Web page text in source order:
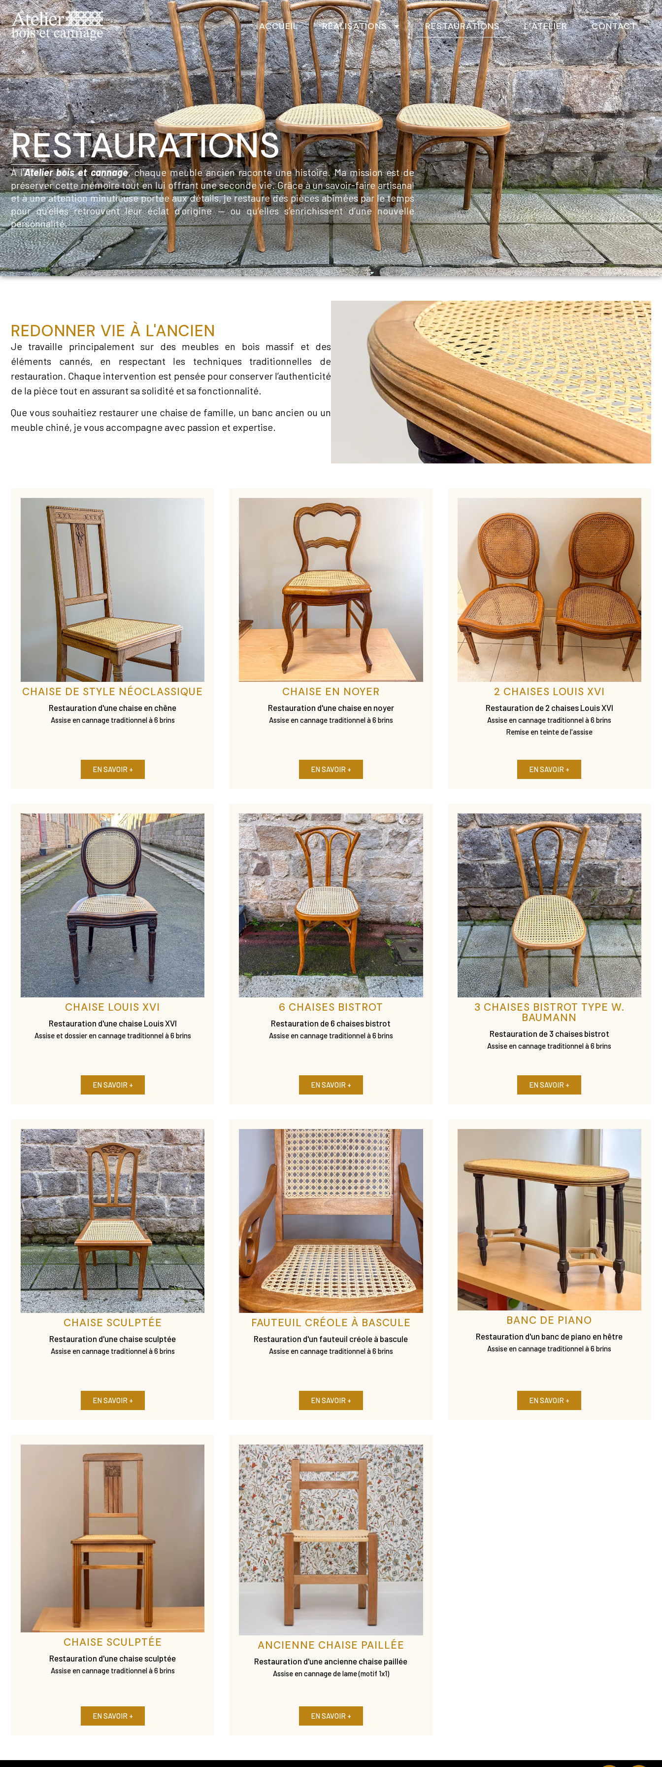
ACCUEIL RÉALISATIONS RESTAURATIONS L’ATELIER CONTACT
RESTAURATIONS
À l’Atelier bois et cannage, chaque meuble ancien raconte une histoire. Ma mission est de
préserver cette mémoire tout en lui offrant une seconde vie. Grâce à un savoir-faire artisanal
et à une attention minutieuse portée aux détails, je restaure des pièces abîmées par le temps
pour qu’elles retrouvent leur éclat d’origine — ou qu’elles s’enrichissent d’une nouvelle
personnalité.
REDONNER VIE À L'ANCIEN
Je travaille principalement sur des meubles en bois massif et des
éléments cannés, en respectant les techniques traditionnelles de
restauration. Chaque intervention est pensée pour conserver l’authenticité
de la pièce tout en assurant sa solidité et sa fonctionnalité.
Que vous souhaitiez restaurer une chaise de famille, un banc ancien ou un
meuble chiné, je vous accompagne avec passion et expertise.
CHAISE DE STYLE NÉOCLASSIQUE
Restauration d'une chaise en chêne
Assise en cannage traditionnel à 6 brins
EN SAVOIR +
CHAISE EN NOYER
Restauration d'une chaise en noyer
Assise en cannage traditionnel à 6 brins
EN SAVOIR +
2 CHAISES LOUIS XVI
Restauration de 2 chaises Louis XVI
Assise en cannage traditionnel à 6 brins
Remise en teinte de l'assise
EN SAVOIR +
CHAISE LOUIS XVI
Restauration d'une chaise Louis XVI
Assise et dossier en cannage traditionnel à 6 brins
EN SAVOIR +
6 CHAISES BISTROT
Restauration de 6 chaises bistrot
Assise en cannage traditionnel à 6 brins
EN SAVOIR +
3 CHAISES BISTROT TYPE W.
BAUMANN
Restauration de 3 chaises bistrot
Assise en cannage traditionnel à 6 brins
EN SAVOIR +
CHAISE SCULPTÉE
Restauration d'une chaise sculptée
Assise en cannage traditionnel à 6 brins
EN SAVOIR +
FAUTEUIL CRÉOLE À BASCULE
Restauration d'un fauteuil créole à bascule
Assise en cannage traditionnel à 6 brins
EN SAVOIR +
BANC DE PIANO
Restauration d'un banc de piano en hêtre
Assise en cannage traditionnel à 6 brins
EN SAVOIR +
CHAISE SCULPTÉE
Restauration d'une chaise sculptée
Assise en cannage traditionnel à 6 brins
EN SAVOIR +
ANCIENNE CHAISE PAILLÉE
Restauration d'une ancienne chaise paillée
Assise en cannage de lame (motif 1x1)
EN SAVOIR +